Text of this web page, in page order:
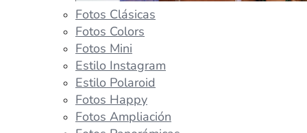
Fotos Clásicas
Fotos Colors
Fotos Mini
Estilo Instagram
Estilo Polaroid
Fotos Happy
Fotos Ampliación